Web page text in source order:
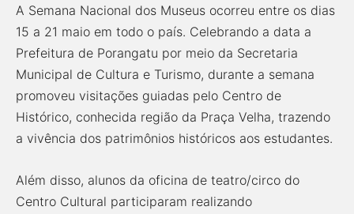
A Semana Nacional dos Museus ocorreu entre os dias
15 a 21 maio em todo o país. Celebrando a data a
Prefeitura de Porangatu por meio da Secretaria
Municipal de Cultura e Turismo, durante a semana
promoveu visitações guiadas pelo Centro de
Histórico, conhecida região da Praça Velha, trazendo
a vivência dos patrimônios históricos aos estudantes.
Além disso, alunos da oficina de teatro/circo do
Centro Cultural participaram realizando